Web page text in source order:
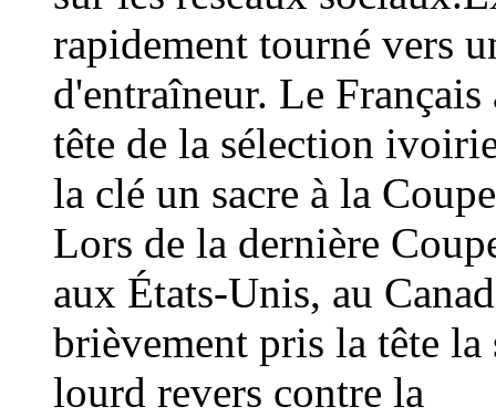
rapidement tourné vers
d'entraîneur. Le
tête de la sélection
la clé un sacre à la
Lors de la dernière
aux États-Unis, au
brièvement pris la tête
lourd revers contre la